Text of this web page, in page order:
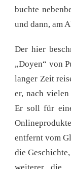
buchte
und dann, am
Der hier
„Doyen“ von
langer Zeit
er, nach
Er soll für
entfernt vom
die
weiterer, die